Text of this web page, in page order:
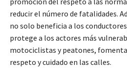
reducir el número de fatalidades.
no solo beneficia a los
protege a los actores más
motociclistas y peatones,
respeto y cuidado en las calles.